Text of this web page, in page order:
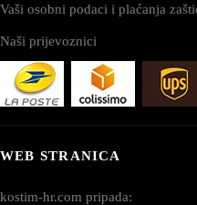
Vaši osobni podaci i plaćanja
Naši prijevoznici
WEB STRANICA
kostim-hr.com pripada: